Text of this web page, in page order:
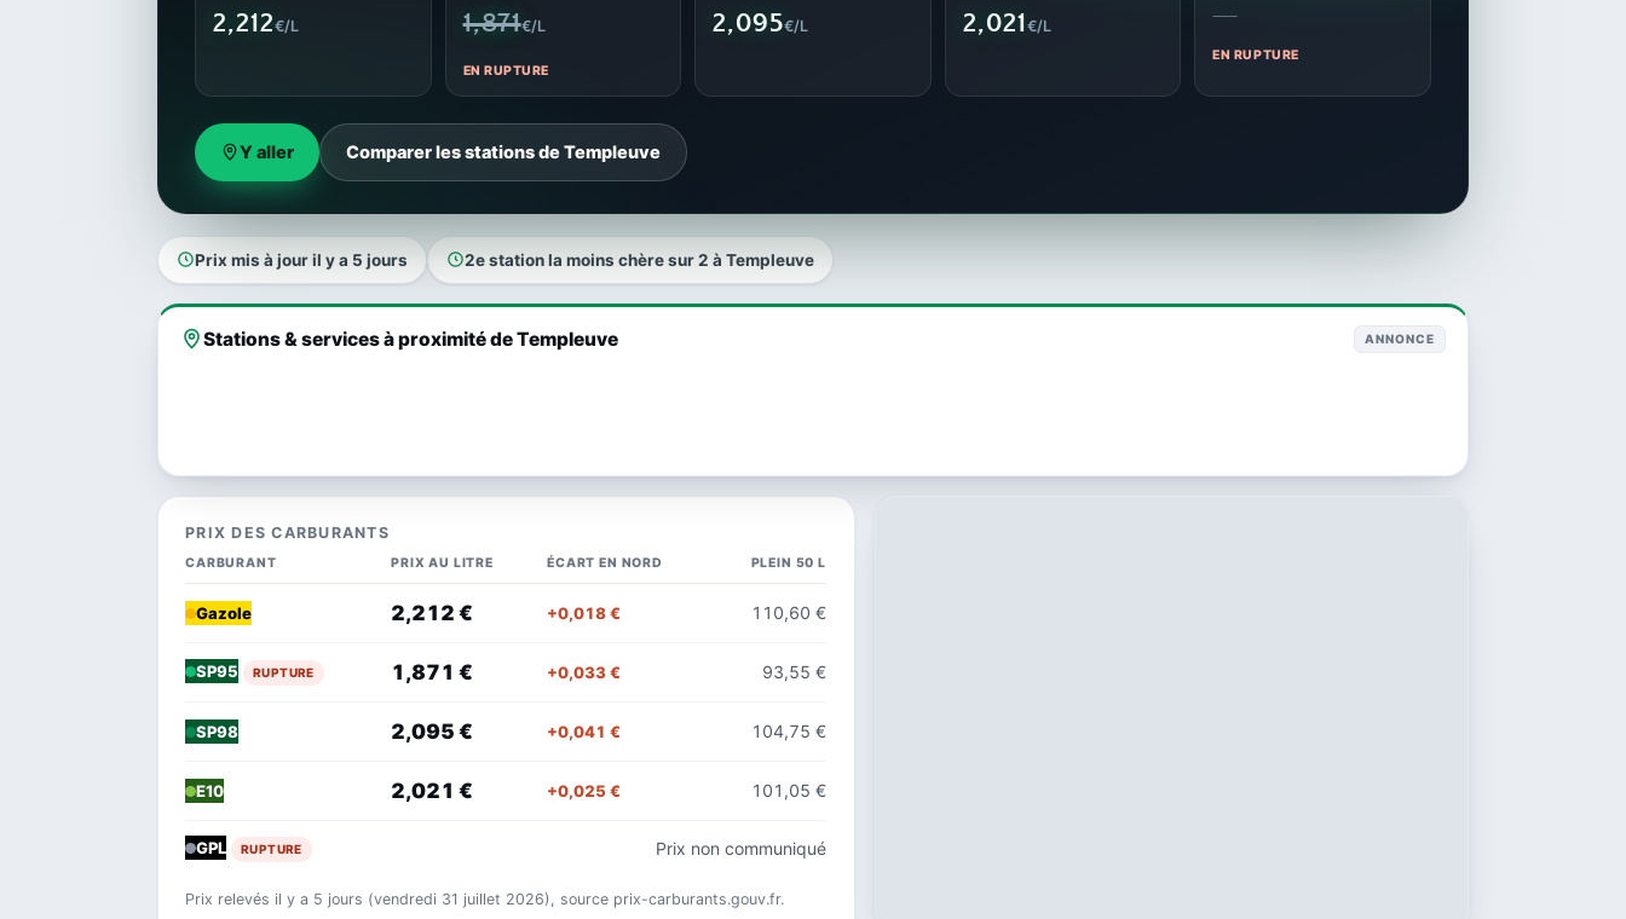
2,212€/L 1,871€/L
EN RUPTURE
2,095€/L 2,021€/L —
EN RUPTURE
Y aller Comparer les stations de Templeuve
Prix mis à jour il y a 5 jours 2e station la moins chère sur 2 à Templeuve
Stations & services à proximité de Templeuve ANNONCE
PRIX DES CARBURANTS
CARBURANT PRIX AU LITRE ÉCART EN NORD PLEIN 50 L
Gazole 2,212 € +0,018 € 110,60 €
SP95 RUPTURE 1,871 € +0,033 € 93,55 €
SP98 2,095 € +0,041 € 104,75 €
E10 2,021 € +0,025 € 101,05 €
GPL RUPTURE Prix non communiqué
Prix relevés il y a 5 jours (vendredi 31 juillet 2026), source prix-carburants.gouv.fr.